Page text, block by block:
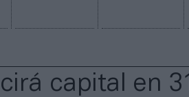
capital en 31